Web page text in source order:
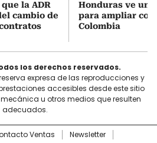
la ADR
cambio de
Honduras ve
para ampliar
Colombia
los derechos reservados.
expresa de las reproducciones y
accesibles desde este sitio
u otros medios que resulten
adecuados.
Ventas
Newsletter